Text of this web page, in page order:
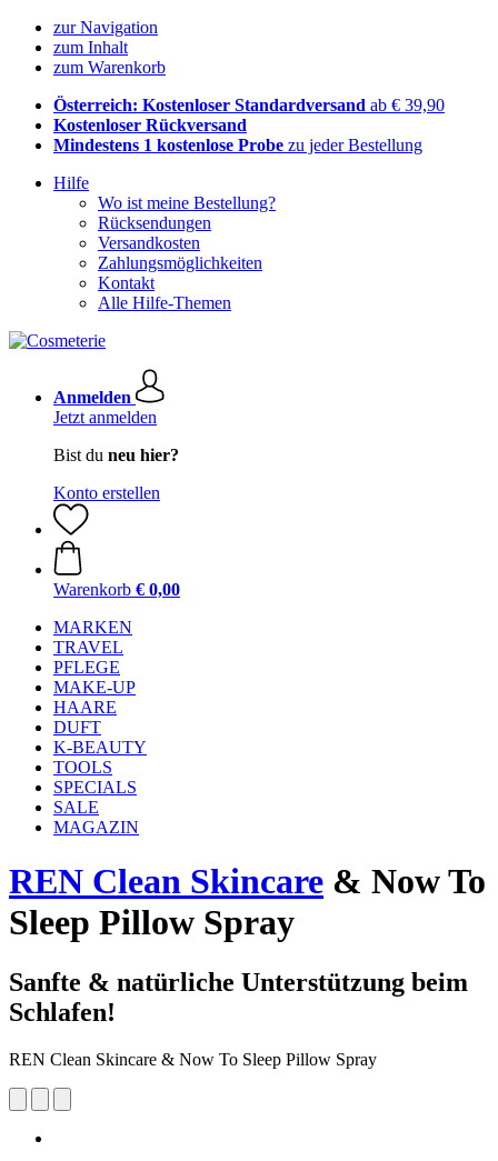
zur Navigation
zum Inhalt
zum Warenkorb
Österreich: Kostenloser Standardversand ab € 39,90
Kostenloser Rückversand
Mindestens 1 kostenlose Probe zu jeder Bestellung
Hilfe
Wo ist meine Bestellung?
Rücksendungen
Versandkosten
Zahlungsmöglichkeiten
Kontakt
Alle Hilfe-Themen
Anmelden
Jetzt anmelden
Bist du neu hier?
Konto erstellen
Warenkorb € 0,00
MARKEN
TRAVEL
PFLEGE
MAKE-UP
HAARE
DUFT
K-BEAUTY
TOOLS
SPECIALS
SALE
MAGAZIN
REN Clean Skincare & Now To
Sleep Pillow Spray
Sanfte & natürliche Unterstützung beim
Schlafen!
REN Clean Skincare & Now To Sleep Pillow Spray